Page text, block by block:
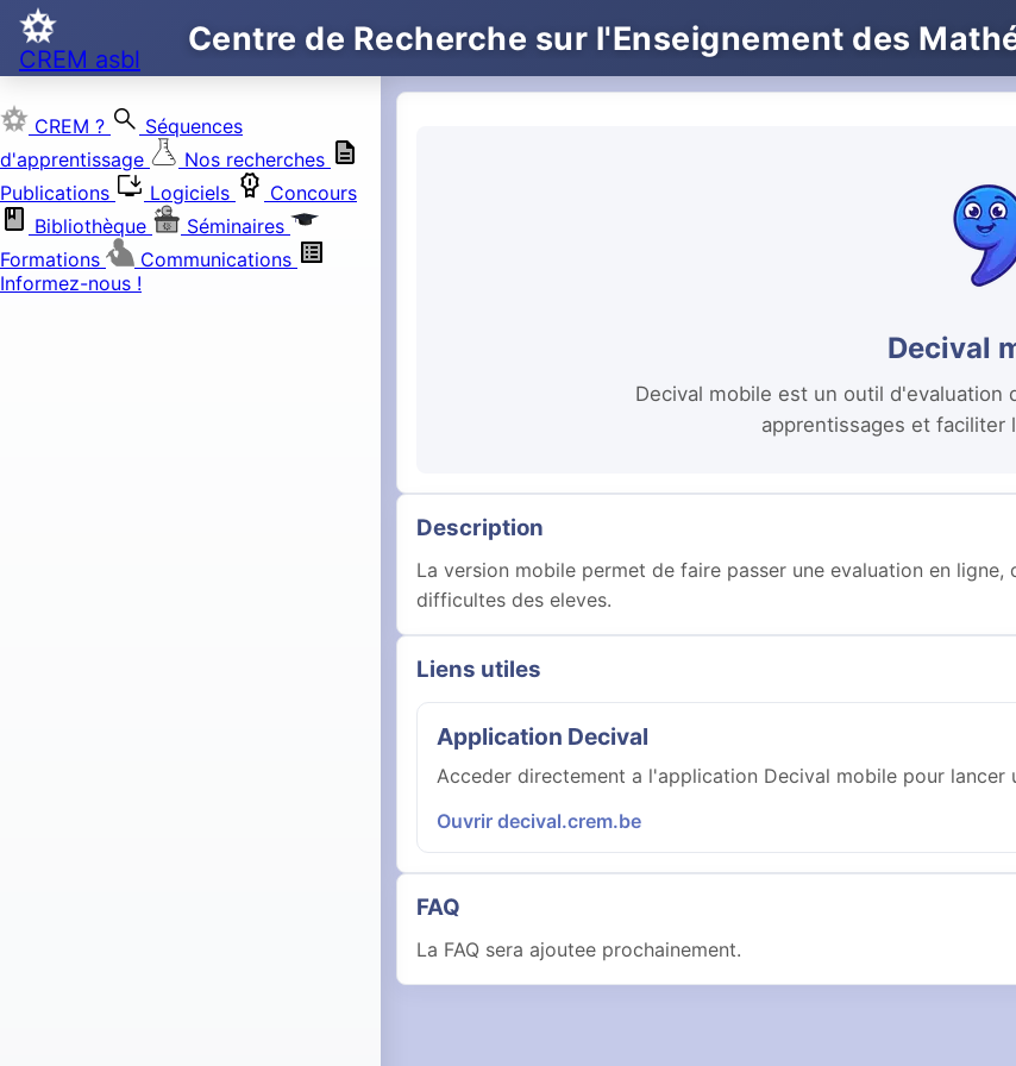
CREM asbl
Centre de Recherche sur l'Enseignement des
CREM ? search Séquences
d'apprentissage
Nos recherches
Publications install_desktop Logiciels
Concours
Bibliothèque
Séminaires
Formations
Communications
Informez-nous !
Decival
Decival mobile est un outil d'evaluation
apprentissages et faciliter
Description
La version mobile permet de faire passer une evaluation en
difficultes des eleves.
Liens utiles
Application Decival
Acceder directement a l'application Decival mobile pour lancer
Ouvrir decival.crem.be
FAQ
La FAQ sera ajoutee prochainement.